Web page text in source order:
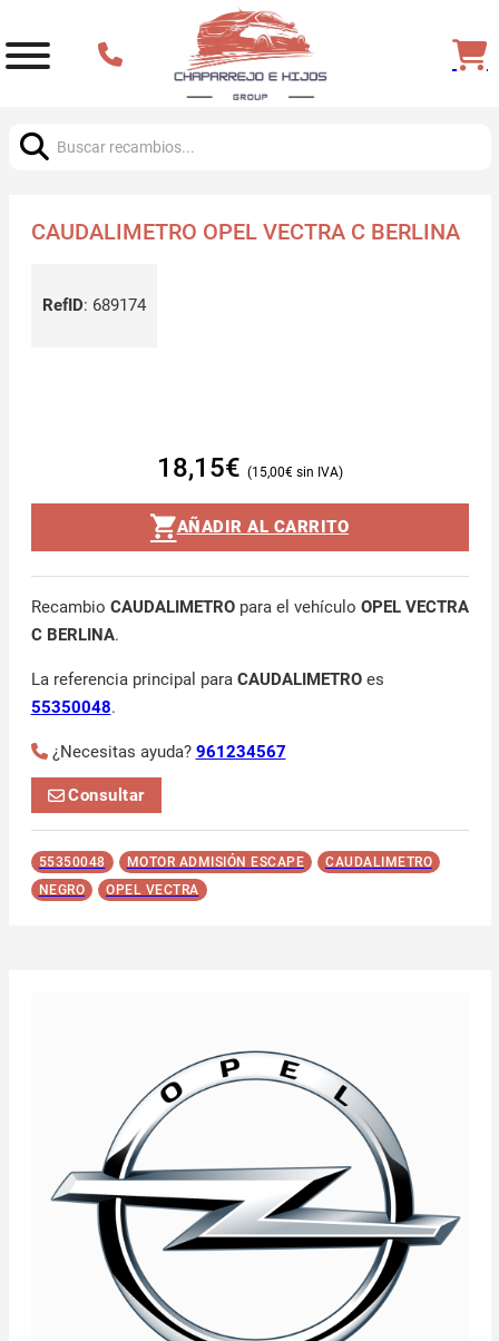
CAUDALIMETRO OPEL VECTRA C BERLINA
RefID: 689174
18,15€ 15,00€
AÑADIR AL CARRITO
Recambio CAUDALIMETROpara el vehículo OPEL VECTRA
C BERLINA.
La referencia principal para CAUDALIMETROes
55350048.
¿Necesitas ayuda? 961234567
Consultar
55350048 MOTOR ADMISIÓN ESCAPE
CAUDALIMETRO
NEGRO
OPEL VECTRA